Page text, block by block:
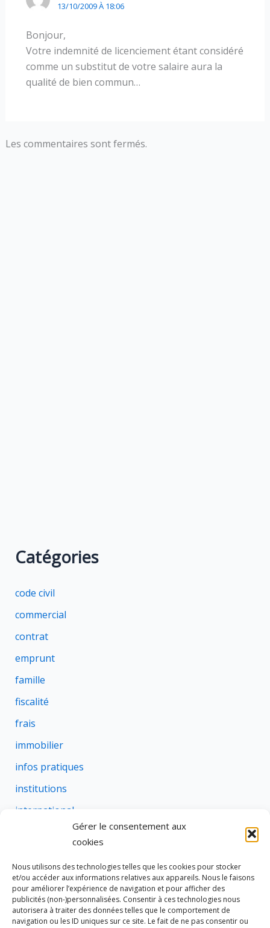
Gérer le consentement aux
cookies
Nous utilisons des technologies telles que les cookies pour stocker
et/ou accéder aux informations relatives aux appareils. Nous le faisons
pour améliorer l’expérience de navigation et pour afficher des
publicités (non-)personnalisées. Consentir à ces technologies nous
autorisera à traiter des données telles que le comportement de
navigation ou les ID uniques sur ce site. Le fait de ne pas consentir ou
13/10/2009 À 18:06
Bonjour,
Votre indemnité de licenciement étant considéré
comme un substitut de votre salaire aura la
qualité de bien commun…
Les commentaires sont fermés.
Catégories
code civil
commercial
contrat
emprunt
famille
fiscalité
frais
immobilier
infos pratiques
institutions
international
rural
social
succession